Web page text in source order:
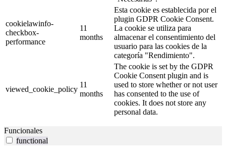
cookielawinfo-
checkbox-
performance
11
months
Esta cookie es establecida por el
plugin GDPR Cookie Consent.
La cookie se utiliza para
almacenar el consentimiento del
usuario para las cookies de la
categoría "Rendimiento".
viewed_cookie_policy
11
months
The cookie is set by the GDPR
Cookie Consent plugin and is
used to store whether or not user
has consented to the use of
cookies. It does not store any
personal data.
Funcionales
functional